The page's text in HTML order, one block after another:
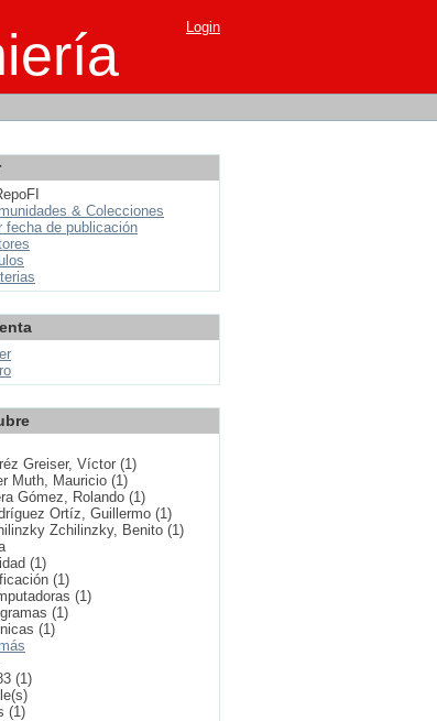
Login
& Colecciones
fecha de publicación
Greiser, Víctor (1)
Muth, Mauricio (1)
Gómez, Rolando (1)
Ortíz, Guillermo (1)
Zchilinzky, Benito (1)
(1)
(1)
(1)
(1)
(1)
(1)
(1)